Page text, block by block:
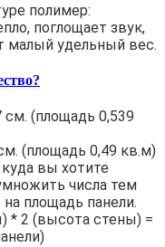
полимер:
поглощает звук,
малый удельный вес.
см. (площадь 0,539
0,49 кв.м)
вы хотите
числа тем
площадь панели.
* 2 (высота стены) =